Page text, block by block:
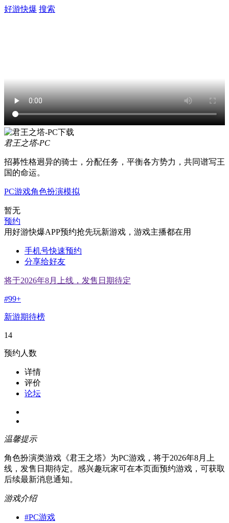
好游快爆 搜索
君王之塔-PC
招募性格迥异的骑士，分配任务，平衡各方势力，共同谱写王
国的命运。
PC游戏角色扮演模拟
暂无
预约
用好游快爆APP预约抢先玩新游戏，游戏主播都在用
手机号快速预约
分享给好友
将于2026年8月上线，发售日期待定
#99+
新游期待榜
14
预约人数
详情
评价
论坛
温馨提示
角色扮演类游戏《君王之塔》为PC游戏，将于2026年8月上
线，发售日期待定。感兴趣玩家可在本页面预约游戏，可获取
后续最新消息通知。
游戏介绍
#PC游戏